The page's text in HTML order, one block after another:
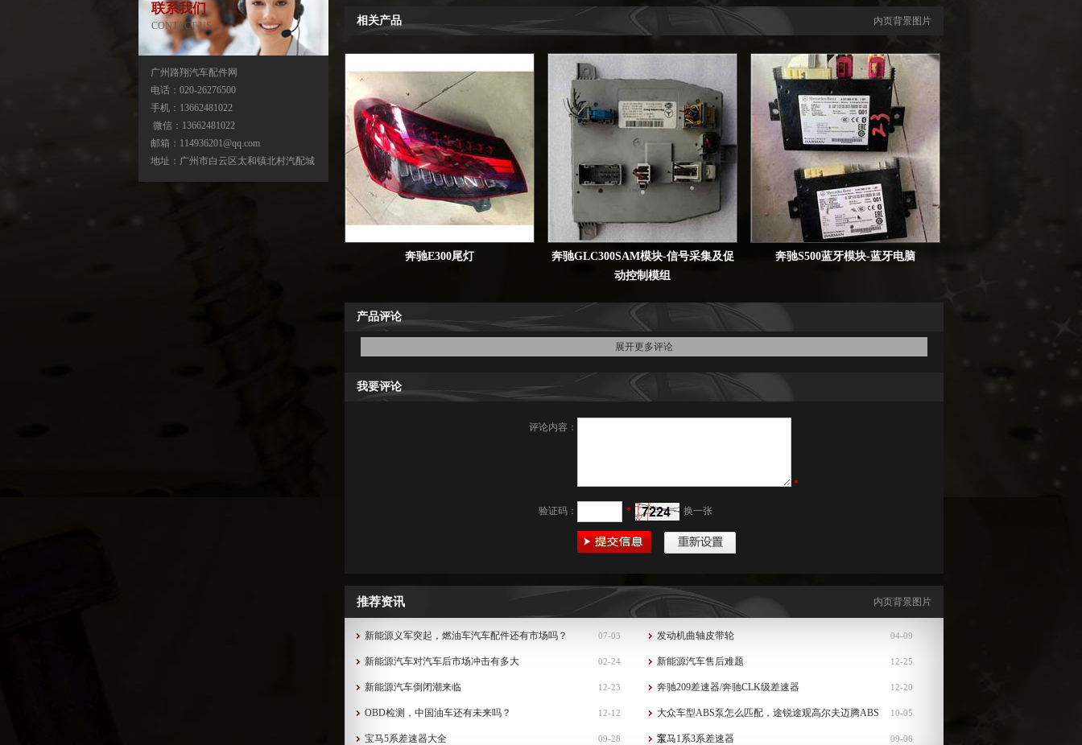
宝马X5分动箱/器-ATC500-ATC700-
ATC45L-ATC450-ATC13
联系我们
CONTACT US
广州路翔汽车配件网
电话：020-26276500
手机：13662481022
微信：13662481022
邮箱：114936201@qq.com
地址：广州市白云区太和镇北村汽配城
内页背景图片
相关产品
奔驰E300尾灯
奔驰GLC300SAM模块-信号采集及促
动控制模组
奔驰S500蓝牙模块-蓝牙电脑
产品评论
展开更多评论
我要评论
评论内容：
*
验证码： * 换一张
内页背景图片
推荐资讯
07-03
新能源义军突起，燃油车汽车配件还有市场吗？ 04-09
发动机曲轴皮带轮
02-24
新能源汽车对汽车后市场冲击有多大 12-25
新能源汽车售后难题
12-23
新能源汽车倒闭潮来临 12-20
奔驰209差速器/奔驰CLK级差速器
12-12
OBD检测，中国油车还有未来吗？ 10-05
大众车型ABS泵怎么匹配，途锐途观高尔夫迈腾ABS
泵...
09-28
宝马5系差速器大全 09-06
宝马1系3系差速器